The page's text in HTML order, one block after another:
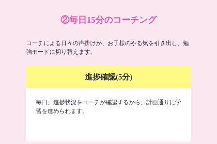
②毎日15分のコーチング
コーチによる日々の声掛けが、お子様のやる気を引き出し、勉
強モードに切り替えます。
進捗確認(5分)
毎日、進捗状況をコーチが確認するから、計画通りに学
習を進められます。